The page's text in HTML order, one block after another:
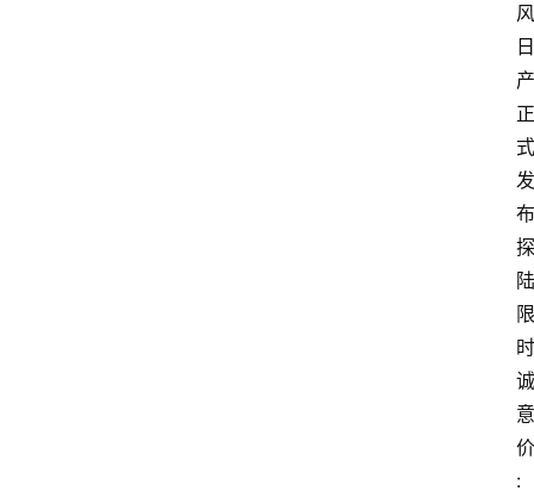
风
日
产
正
式
发
布
探
陆
限
时
诚
意
价
: